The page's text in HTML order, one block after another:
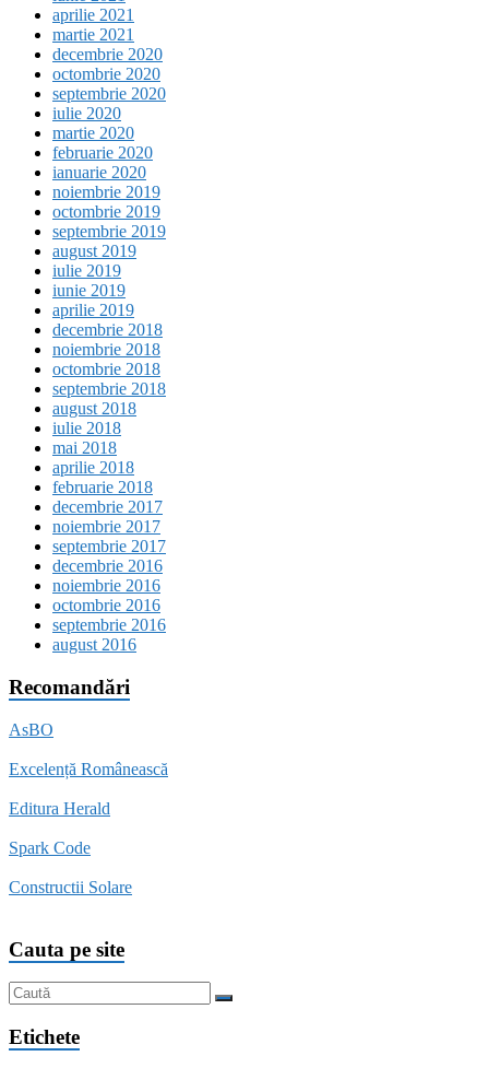
aprilie 2021
martie 2021
decembrie 2020
octombrie 2020
septembrie 2020
iulie 2020
martie 2020
februarie 2020
ianuarie 2020
noiembrie 2019
octombrie 2019
septembrie 2019
august 2019
iulie 2019
iunie 2019
aprilie 2019
decembrie 2018
noiembrie 2018
octombrie 2018
septembrie 2018
august 2018
iulie 2018
mai 2018
aprilie 2018
februarie 2018
decembrie 2017
noiembrie 2017
septembrie 2017
decembrie 2016
noiembrie 2016
octombrie 2016
septembrie 2016
august 2016
Recomandări
AsBO
Excelență Românească
Editura Herald
Spark Code
Constructii Solare
Cauta pe site
Etichete